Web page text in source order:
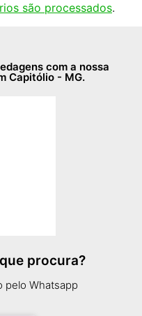
são processados.
com a nossa
Capitólio - MG.
procura?
pelo Whatsapp